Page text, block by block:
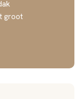
groot